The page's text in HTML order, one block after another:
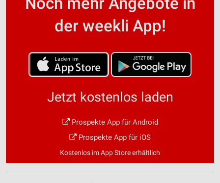
der weekli App!
Jetzt kostenlos laden
Prospekte App für Android
Prospekte App für iOS
Kostenlos im App Store erhältlich